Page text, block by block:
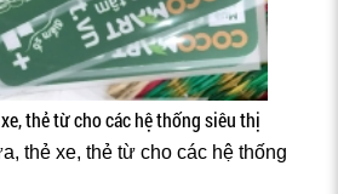
thẻ từ cho các hệ thống siêu thị
thẻ xe, thẻ từ cho các hệ thống